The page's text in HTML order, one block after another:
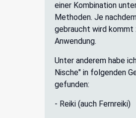
einer Kombination
Methoden. Je
gebraucht wird kommt
Anwendung.
Unter anderem habe
Nische" in folgenden
gefunden:
- Reiki (auch Fernreiki)